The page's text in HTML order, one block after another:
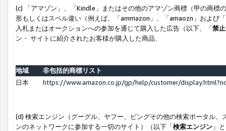
(c) 「アマゾン」、「Kindle」またはその他のアマゾン商標（甲の商
形もしくはスペル違い（例えば、「ammazon」、「amaozn」および
入札またはオークションへの参加を通じて購入した広告（以下、「禁
ン・ サイトに紹介されたお客様が購入した商品、
地域
非包括的商標リスト
日本
https://www.amazon.co.jp/gp/help/customer/
(d) 検索エンジン（グーグル、ヤフー、ビングその他の検索ポータル
ンのネットワークに参加する一切のサイト）（以下「検索エンジン 」